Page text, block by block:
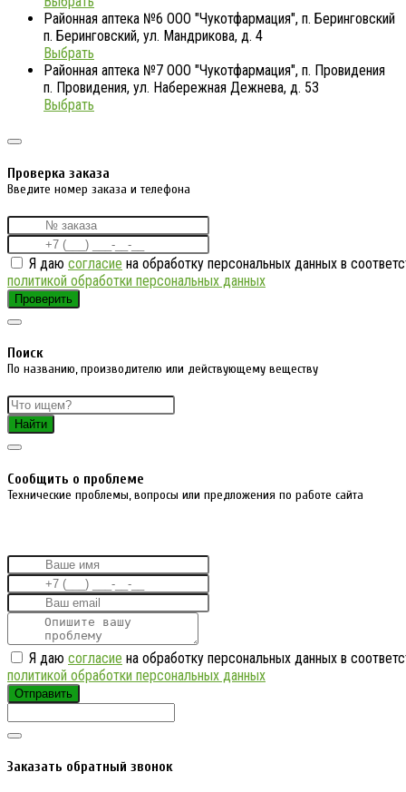
Районная аптека №6 ООО "Чукотфармация", п. Беринговский
п. Беринговский, ул. Мандрикова, д. 4
Выбрать
Районная аптека №7 ООО "Чукотфармация", п. Провидения
п. Провидения, ул. Набережная Дежнева, д. 53
Выбрать
Проверка заказа
Введите номер заказа и телефона
Я даю согласие на обработку персональных данных в
политикой обработки персональных данных
Проверить
Поиск
По названию, производителю или действующему веществу
Найти
Cообщить о проблеме
Технические проблемы, вопросы или предложения по работе сайта
Я даю согласие на обработку персональных данных в
политикой обработки персональных данных
Отправить
Заказать обратный звонок